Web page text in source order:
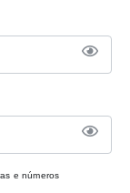
e números